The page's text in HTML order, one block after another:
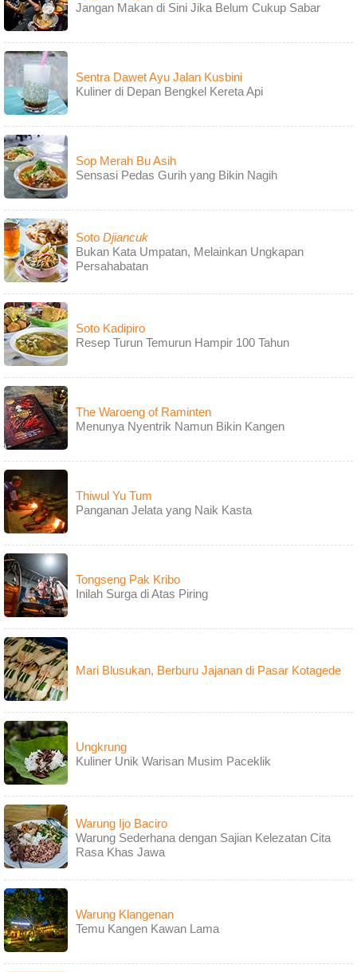
Jangan Makan di Sini Jika Belum Cukup Sabar
Sentra Dawet Ayu Jalan Kusbini
Kuliner di Depan Bengkel Kereta Api
Sop Merah Bu Asih
Sensasi Pedas Gurih yang Bikin Nagih
Soto Djiancuk
Bukan Kata Umpatan, Melainkan Ungkapan
Persahabatan
Soto Kadipiro
Resep Turun Temurun Hampir 100 Tahun
The Waroeng of Raminten
Menunya Nyentrik Namun Bikin Kangen
Thiwul Yu Tum
Panganan Jelata yang Naik Kasta
Tongseng Pak Kribo
Inilah Surga di Atas Piring
Mari Blusukan, Berburu Jajanan di Pasar Kotagede
Ungkrung
Kuliner Unik Warisan Musim Paceklik
Warung Ijo Baciro
Warung Sederhana dengan Sajian Kelezatan Cita
Rasa Khas Jawa
Warung Klangenan
Temu Kangen Kawan Lama